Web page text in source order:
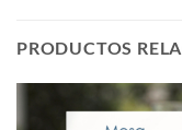
PRODUCTOS